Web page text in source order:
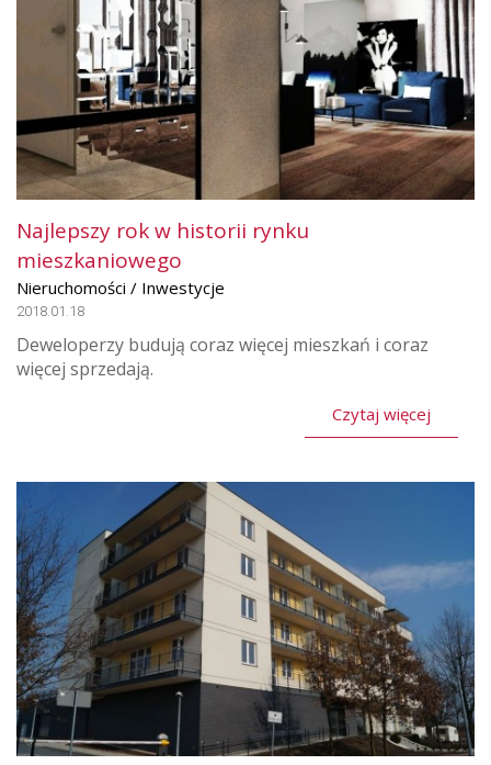
Najlepszy rok w historii rynku
mieszkaniowego
Nieruchomości / Inwestycje
2018.01.18
Deweloperzy budują coraz więcej mieszkań i coraz
więcej sprzedają.
Czytaj więcej